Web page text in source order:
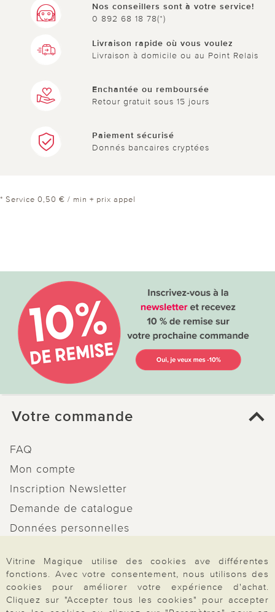
Nos conseillers sont à votre service!
0 892 68 18 78(*)
Livraison rapide où vous voulez
Livraison à domicile ou au Point Relais
Enchantée ou remboursée
Retour gratuit sous 15 jours
Paiement sécurisé
Donnés bancaires cryptées
* Service 0,50 € / min + prix appel
Votre commande
FAQ
Mon compte
Inscription Newsletter
Demande de catalogue
Données personnelles
Rétractation
Vitrine Magique utilise des cookies ave différentes
fonctions. Avec votre consentement, nous utilisons des
cookies pour améliorer votre expérience d'achat.
Cliquez sur "Accepter tous les cookies" pour accepter